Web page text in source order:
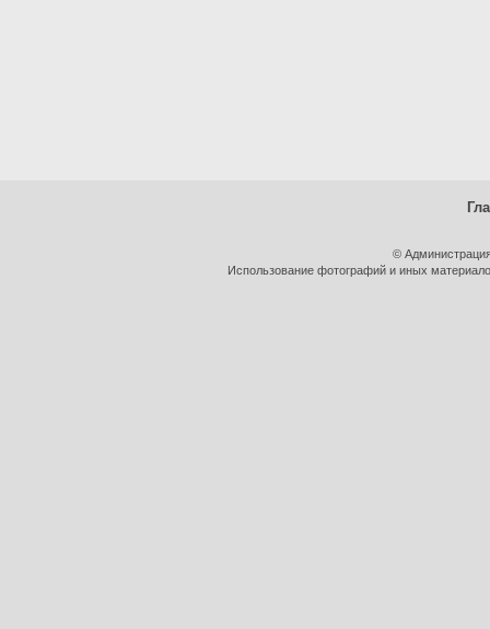
©
Использование фотографий и иных